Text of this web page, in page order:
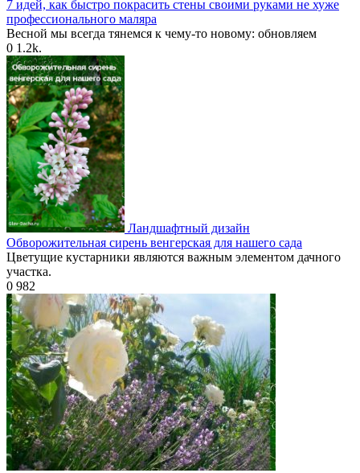
7 идей, как быстро покрасить стены своими руками не хуже
профессионального маляра
Весной мы всегда тянемся к чему-то новому: обновляем
0 1.2k.
Ландшафтный дизайн
Обворожительная сирень венгерская для нашего сада
Цветущие кустарники являются важным элементом дачного
участка.
0 982